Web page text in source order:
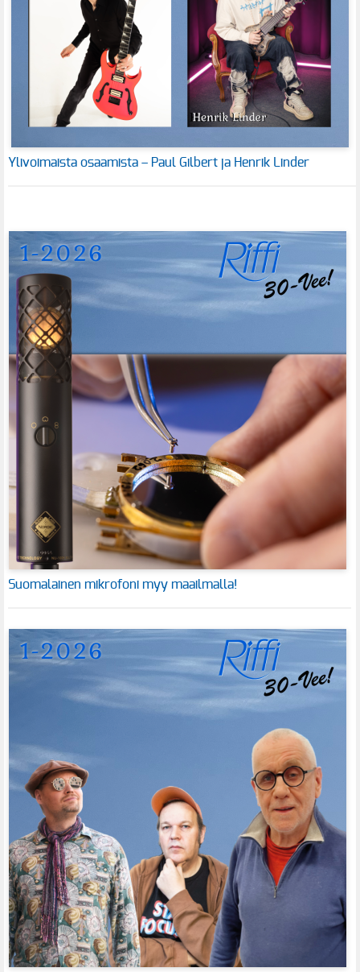
Ylivoimaista osaamista – Paul Gilbert ja Henrik Linder
Suomalainen mikrofoni myy maailmalla!